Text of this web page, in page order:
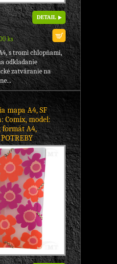
ks
DETAIL
s tromi chlopňami,
odkladanie
zatváranie na
mapa A4, SF
Comix, model:
formát A4,